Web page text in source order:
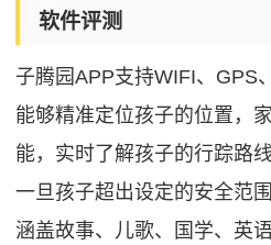
软件评测
子腾园APP支持WIFI、GPS
能够精准定位孩子的位置，
能，实时了解孩子的行踪路
一旦孩子超出设定的安全范
涵盖故事、儿歌、国学、英